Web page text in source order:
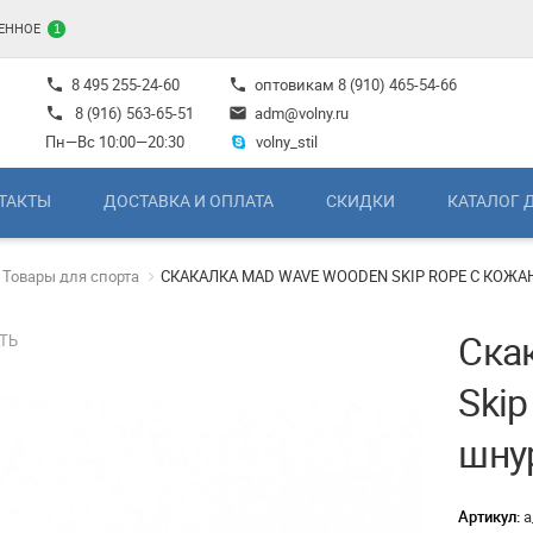
1
phone 8 495 255-24-60
phone
8 (916) 563-65-51
Пн—Вс 10:00—20:30
phone оптовикам 8 (910) 465-54-66
mail adm@volny.ru
volny_stil
ДОСТАВКА И ОПЛАТА СКИДКИ КАТАЛОГ
Товары для спорта СКАКАЛКА MAD WAVE WOODEN SKIP ROPE С
Артикул: